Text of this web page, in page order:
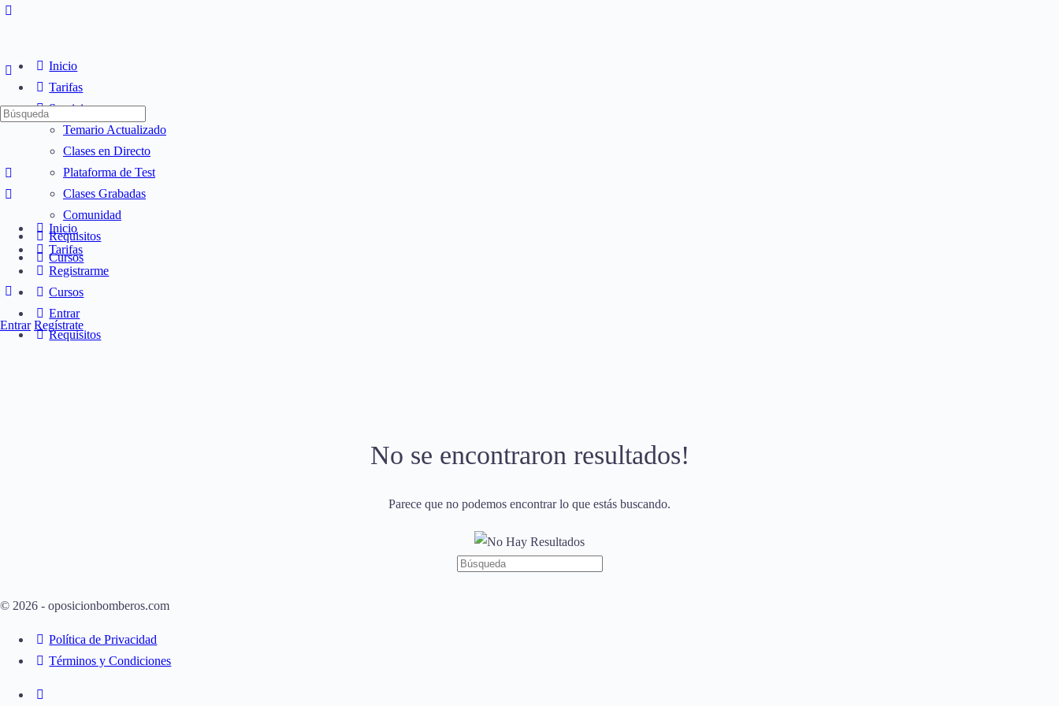
Inicio
Tarifas
Servicios
Temario Actualizado
Clases en Directo
Plataforma de Test
Clases Grabadas
Comunidad
Requisitos
Cursos
Entrar Regístrate
Búsqueda
Inicio
Tarifas
Registrarme
Cursos
Entrar
Requisitos
No se encontraron resultados!
Parece que no podemos encontrar lo que estás buscando.
Búsqueda
© 2026 - oposicionbomberos.com
Política de Privacidad
Términos y Condiciones